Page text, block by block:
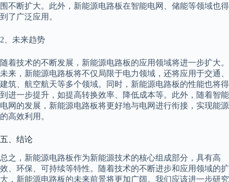
围不断扩大。此外，新能源电路板在智能电网、储能等领域也得
到了广泛应用。
2、未来趋势
随着技术的不断发展，新能源电路板的应用领域将进一步扩大。
未来，新能源电路板将不仅局限于电力领域，还将应用于交通、
建筑、航空航天等多个领域。同时，新能源电路板的性能也将得
到进一步提升，如提高转换效率、降低成本等。此外，随着智能
电网的发展，新能源电路板将更好地与电网进行衔接，实现能源
的高效利用。
五、结论
总之，新能源电路板作为新能源技术的核心组成部分，具有高
效、环保、可持续等特性。随着技术的不断进步和应用领域的扩
大，新能源电路板的未来前景将更加广阔。我们应该进一步研究